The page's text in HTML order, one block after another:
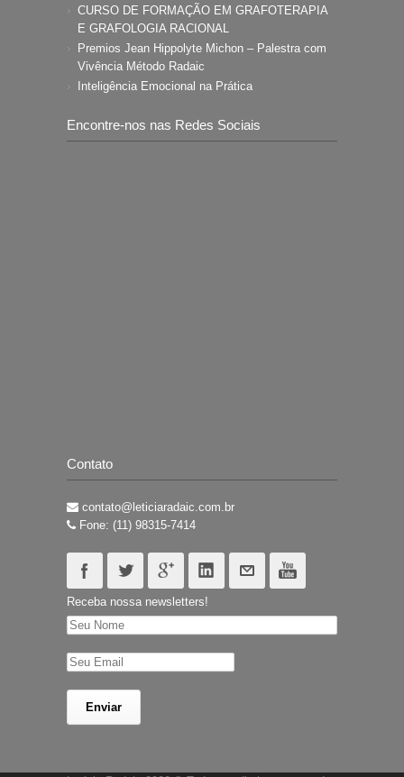
CURSO DE FORMAÇÃO EM GRAFOTERAPIA
E GRAFOLOGIA RACIONAL
Premios Jean Hippolyte Michon – Palestra com
Vivência Método Radaic
Inteligência Emocional na Prática
Encontre-nos nas Redes Sociais
Contato
contato@leticiaradaic.com.br
Fone: (11) 98315-7414
Receba nossa newsletters!